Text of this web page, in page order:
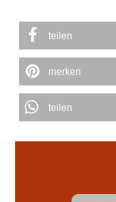
teilen
merken
teilen